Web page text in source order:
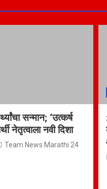
सन्मान; ‘उत्कर्ष
नेतृत्वाला नवी दिशा
Team News Marathi 24